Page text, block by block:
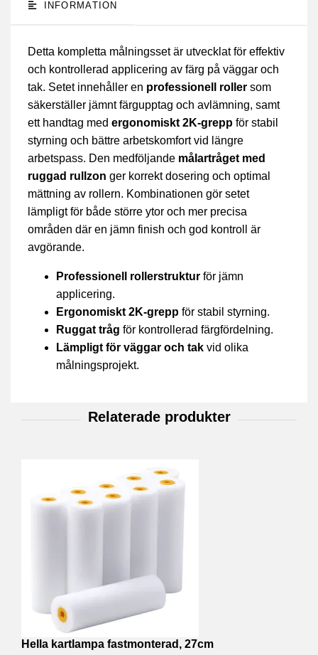
INFORMATION
Detta kompletta målningsset är utvecklat för effektiv
och kontrollerad applicering av färg på väggar och
tak. Setet innehåller en professionell roller som
säkerställer jämnt färgupptag och avlämning, samt
ett handtag med ergonomiskt 2K-grepp för stabil
styrning och bättre arbetskomfort vid längre
arbetspass. Den medföljande målartråget med
ruggad rullzon ger korrekt dosering och optimal
mättning av rollern. Kombinationen gör setet
lämpligt för både större ytor och mer precisa
områden där en jämn finish och god kontroll är
avgörande.
Professionell rollerstruktur för jämn
applicering.
Ergonomiskt 2K-grepp för stabil styrning.
Ruggat tråg för kontrollerad färgfördelning.
Lämpligt för väggar och tak vid olika
målningsprojekt.
Hella kartlampa fastmonterad, 27cm